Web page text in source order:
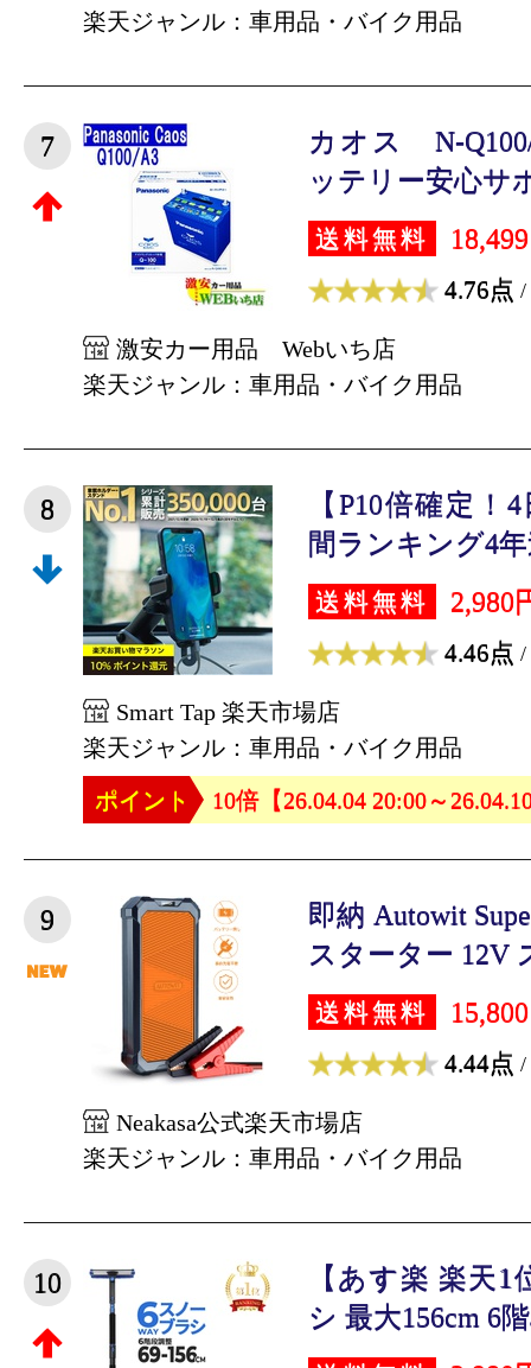
楽天ジャンル：車用品・バイク用品
7
カオス N-
ッテリー安心サ
送料無料
4.76点 /
激安カー用品 Webいち店
楽天ジャンル：車用品・バイク用品
8
【P10倍確定！
間ランキング4
送料無料 2,980
4.46点 /
Smart Tap 楽天市場店
楽天ジャンル：車用品・バイク用品
ポイント
10倍【26.04.04 20:00～
9
即納 Autowit
スターター 12V
送料無料
4.44点 /
Neakasa公式楽天市場店
楽天ジャンル：車用品・バイク用品
10
【あす楽 楽天
シ 最大156cm 6